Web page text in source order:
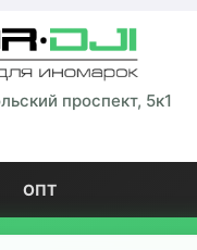
проспект, 5к1
ОПТ